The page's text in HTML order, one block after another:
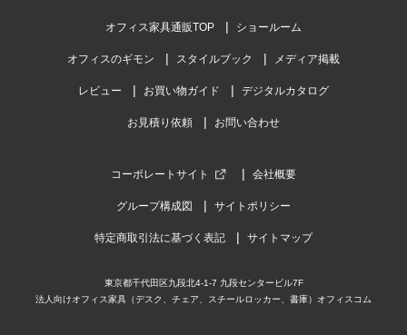
オフィス家具通販TOP ショールーム
オフィスのギモン スタイルブック メディア掲載
レビュー お買い物ガイド デジタルカタログ
お見積り依頼 お問い合わせ
コーポレートサイト 会社概要
グループ構成図 サイトポリシー
特定商取引法に基づく表記 サイトマップ
東京都千代田区九段北4-1-7 九段センタービル7F
法人向けオフィス家具（デスク、チェア、スチールロッカー、書庫）オフィスコム